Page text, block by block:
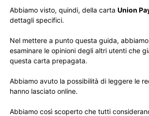
Abbiamo visto, quindi, della carta Union
dettagli specifici.
Nel mettere a punto questa guida,
esaminare le opinioni degli altri utenti che
questa carta prepagata.
Abbiamo avuto la possibilità di leggere le
hanno lasciato online.
Abbiamo così scoperto che tutti